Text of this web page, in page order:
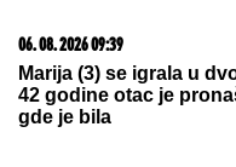
06. 08. 2026 09:39
Marija (3) se igrala u
42 godine otac je
gde je bila